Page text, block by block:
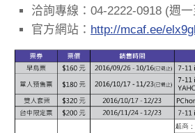
洽詢專線：04-2222-0918 (週
官方網站： http://mcaf.ee/